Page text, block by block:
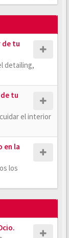
de tu
detailing,
tu
el interior
en la
los